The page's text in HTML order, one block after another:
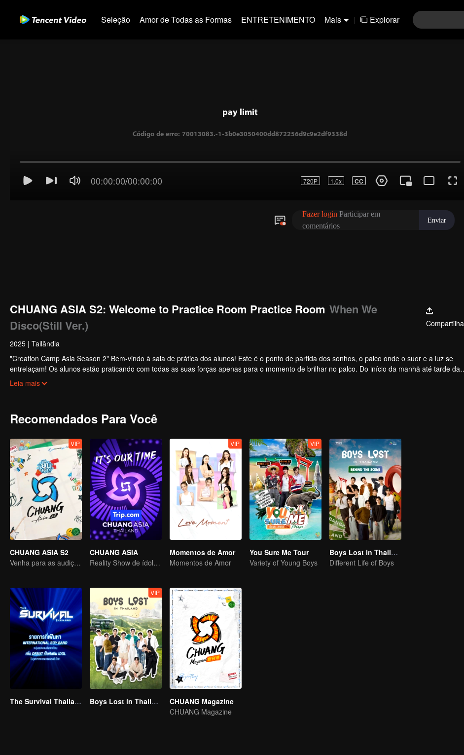
Seleção Amor de Todas as Formas ENTRETENIMENTO Mais | Explorar
CHUANG ASIA S2: Welcome to Practice Room Practice Room When We
Disco(Still Ver.)
2025 | Tailândia
"Creation Camp Asia Season 2" Bem-vindo à sala de prática dos alunos! Este é o ponto de partida dos sonhos, o palco onde o suor e a luz se
entrelaçam! Os alunos estão praticando com todas as suas forças apenas para o momento de brilhar no palco. Do início da manhã até tarde da
noite, do desconhecimento à proficiência, cada passo é uma transformação. Quer conhecer suas histórias de sala de prática?
Leia mais
Recomendados Para Você
VIP
CHUANG ASIA S2
Venha para as audições asiáticas e escolha seu ídolo
CHUANG ASIA
Reality Show de ídolos de grupos femininos
VIP
Momentos de Amor
Momentos de Amor
VIP
You Sure Me Tour
Variety of Young Boys
Boys Lost in Thailand·Behind the Scene
Different Life of Boys
The Survival Thailand (Uncut Ver.)
VIP
Boys Lost in Thailand
CHUANG Magazine
CHUANG Magazine